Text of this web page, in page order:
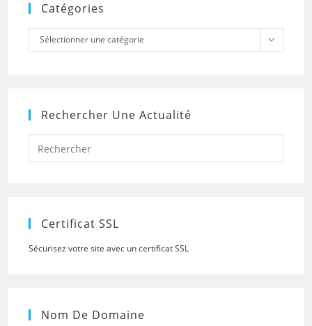
Catégories
Catégories
Sélectionner une catégorie
Rechercher Une Actualité
Press
to
Certificat SSL
Sécurisez votre site avec un certificat SSL
Nom De Domaine